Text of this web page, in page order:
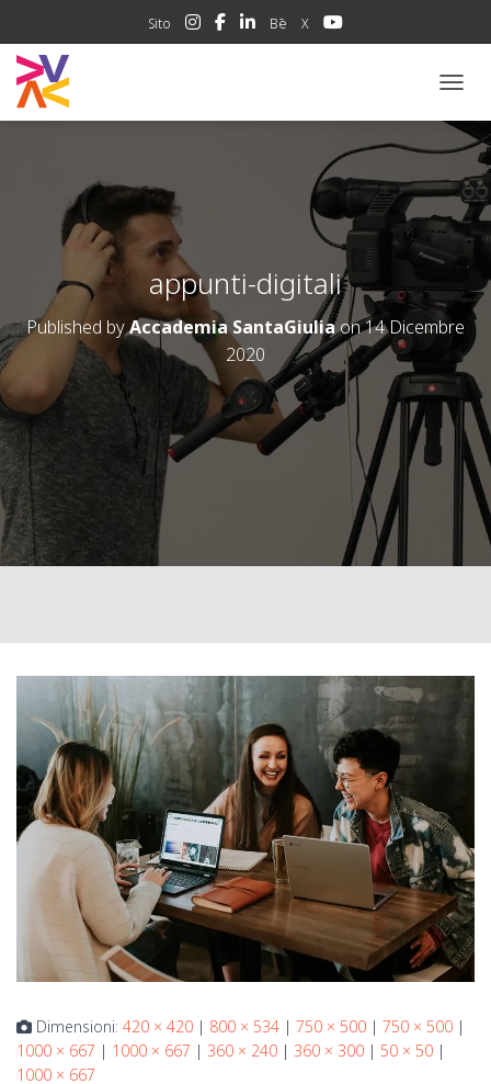
Sito Bē X
appunti-digitali
Published byAccademia SantaGiuliaon14 Dicembre
2020
Dimensioni: 420 × 420 | 800 × 534 | 750 × 500 | 750 × 500 |
1000 × 667 | 1000 × 667 | 360 × 240 | 360 × 300 | 50 × 50 |
1000 × 667